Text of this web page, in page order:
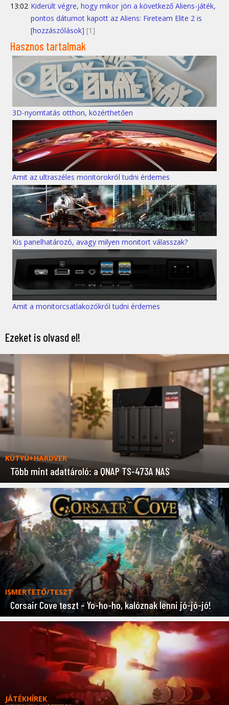
13:02 Kiderült végre, hogy mikor jön a következő Aliens-játék,
pontos dátumot kapott az Aliens: Fireteam Elite 2 is
[hozzászólások] [1]
Hasznos tartalmak
3D-nyomtatás otthon, közérthetően
Amit az ultraszéles monitorokról tudni érdemes
Kis panelhatározó, avagy milyen monitort válasszak?
Amit a monitorcsatlakozókról tudni érdemes
Ezeket is olvasd el!
KÜTYÜ+HARDVER
Több mint adattároló: a QNAP TS-473A NAS
ISMERTETŐ/TESZT
Corsair Cove teszt – Yo-ho-ho, kalóznak lenni jó-jó-jó!
JÁTÉKHÍREK